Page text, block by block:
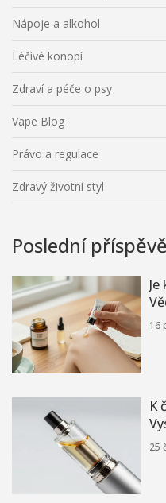
Nápoje a alkohol
Léčivé konopí
Zdraví a péče o psy
Vape Blog
Právo a regulace
Zdravý životní styl
Poslední
16
K
25